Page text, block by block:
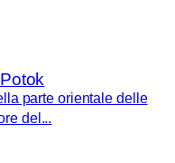
parte orientale delle
del...